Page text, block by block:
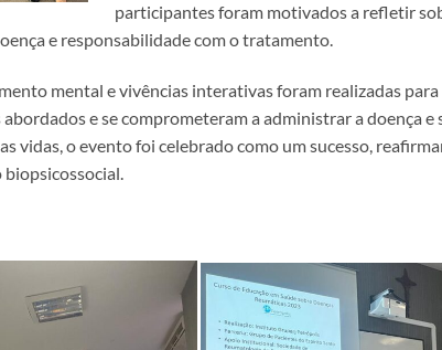
participantes foram motivados a refletir
e responsabilidade com o tratamento.
mental e vivências interativas foram realizadas
e se comprometeram a administrar a doença
vidas, o evento foi celebrado como um sucesso,